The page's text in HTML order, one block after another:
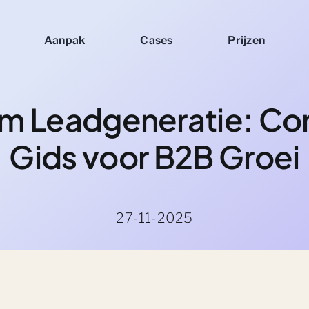
Aanpak Cases Prijzen
Leadgeneratie:
Gids voor B2B Groei
27-11-2025